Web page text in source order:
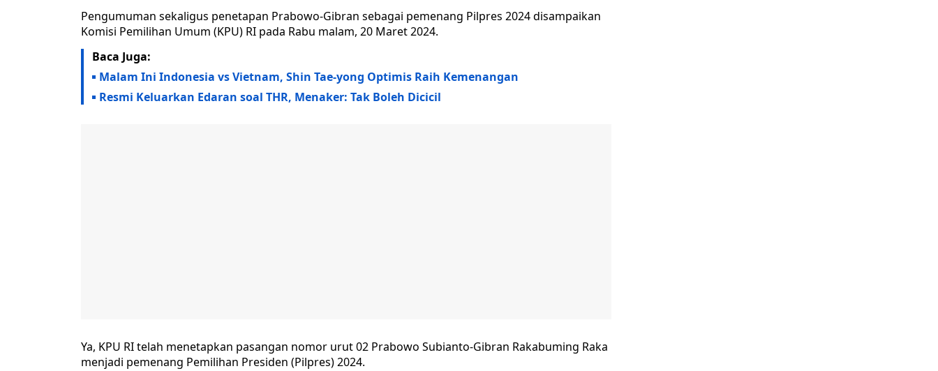
Pengumuman sekaligus penetapan Prabowo-Gibran sebagai pemenang Pilpres 2024 disampaikan
Komisi Pemilihan Umum (KPU) RI pada Rabu malam, 20 Maret 2024.
Baca Juga:
Malam Ini Indonesia vs Vietnam, Shin Tae-yong Optimis Raih Kemenangan
Resmi Keluarkan Edaran soal THR, Menaker: Tak Boleh Dicicil
Ya, KPU RI telah menetapkan pasangan nomor urut 02 Prabowo Subianto-Gibran Rakabuming Raka
menjadi pemenang Pemilihan Presiden (Pilpres) 2024.